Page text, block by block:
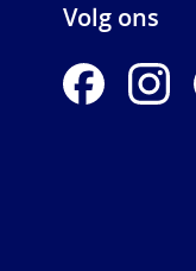
Volg ons